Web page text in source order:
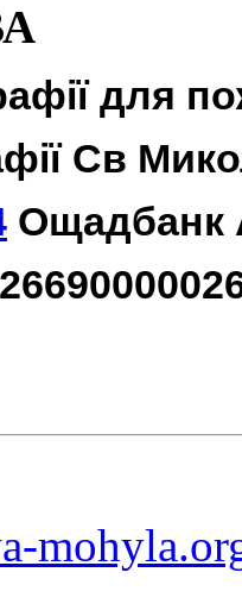
для
Св
Ощадбанк